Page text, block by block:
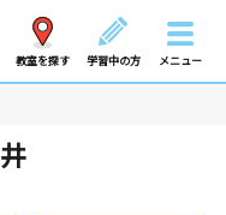
教室を探す 学習中の方 メニュー